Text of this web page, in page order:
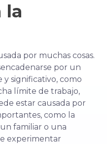
la
por muchas cosas.
por un
significativo, como
límite de trabajo,
estar causada por
como la
familiar o una
experimentar